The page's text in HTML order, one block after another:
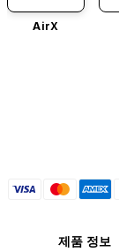
AirX
제품 정보